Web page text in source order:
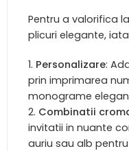
Pentru a valorifica
plicuri elegante,
Personalizare:
prin imprimarea
monograme
Combinatii
invitatii in nuante
auriu sau alb